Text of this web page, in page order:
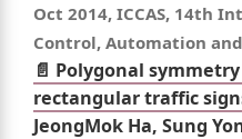
Oct 2014, ICCAS, 14th
Control, Automation and
📄 Polygonal
rectangular traffic
JeongMok Ha, Sung